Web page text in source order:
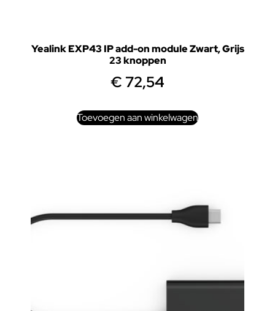
Yealink EXP43 IP add-on module Zwart, Grijs
23 knoppen
€ 72,54
Toevoegen aan winkelwagen